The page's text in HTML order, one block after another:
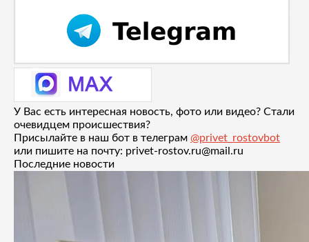
У Вас есть интересная новость, фото или видео? Стали
очевидцем происшествия?
Присылайте в наш бот в телеграм @privet_rostovbot
или пишите на почту: privet-rostov.ru@mail.ru
Последние новости